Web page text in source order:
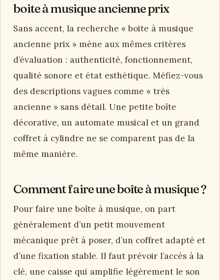
boite à musique ancienne prix
Sans accent, la recherche « boite à musique
ancienne prix » mène aux mêmes critères
d’évaluation : authenticité, fonctionnement,
qualité sonore et état esthétique. Méfiez-vous
des descriptions vagues comme « très
ancienne » sans détail. Une petite boîte
décorative, un automate musical et un grand
coffret à cylindre ne se comparent pas de la
même manière.
Comment faire une boîte à musique ?
Pour faire une boîte à musique, on part
généralement d’un petit mouvement
mécanique prêt à poser, d’un coffret adapté et
d’une fixation stable. Il faut prévoir l’accès à la
clé, une caisse qui amplifie légèrement le son